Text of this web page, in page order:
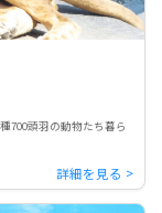
700頭羽の動物たち暮ら